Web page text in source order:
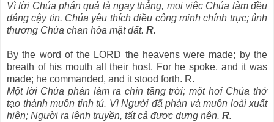
Vì lời Chúa phán quả là ngay thẳng, mọi việc Chúa làm đều
đáng cậy tin. Chúa yêu thích điều công minh chính trực; tình
thương Chúa chan hòa mặt dất. R.
By the word of the LORD the heavens were made; by the
breath of his mouth all their host. For he spoke, and it was
made; he commanded, and it stood forth. R.
Một lời Chúa phán làm ra chín tầng trời; một hơi Chúa thở
tạo thành muôn tinh tú. Vì Người đã phán và muôn loài xuất
hiện; Người ra lệnh truyền, tất cả được dựng nên. R.